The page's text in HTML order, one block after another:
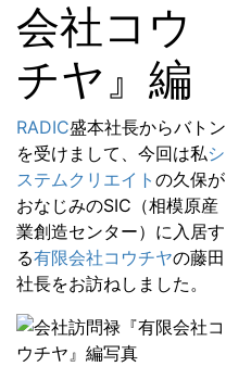
会社コウ
チヤ』編
RADIC盛本社長からバトン
を受けまして、今回は私シ
ステムクリエイト の久保が
おなじみのSIC（相模原産
業創造センター）に入居す
る有限会社コウチヤの藤田
社長をお訪ねしました。